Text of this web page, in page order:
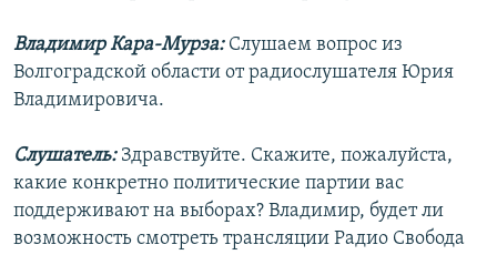
Владимир Кара-Мурза:Слушаем вопрос из
Волгоградской области от радиослушателя Юрия
Владимировича.
Слушатель: Здравствуйте. Скажите, пожалуйста,
какие конкретно политические партии вас
поддерживают на выборах? Владимир, будет ли
возможность смотреть трансляции Радио Свобода